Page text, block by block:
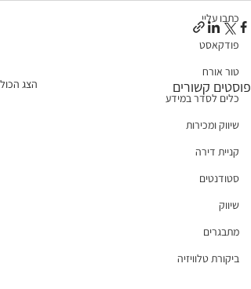
כתבו עליי
פודקאסט
טור אורח
כלים לסדר במידע
שיווק ומכירות
קניית דירה
סטודנטים
שיווק
מתבגרים
ביקורת טלוויזיה
פוסטים קשורים הצג הכול